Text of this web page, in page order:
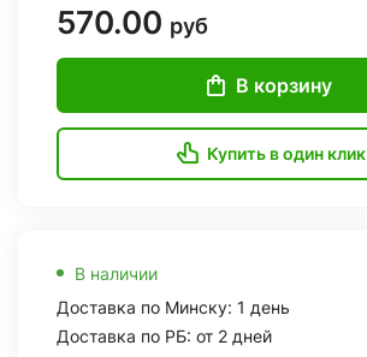
570.00 руб
В корзину
Купить в один клик
В наличии
Доставка по Минску: 1 день
Доставка по РБ: от 2 дней